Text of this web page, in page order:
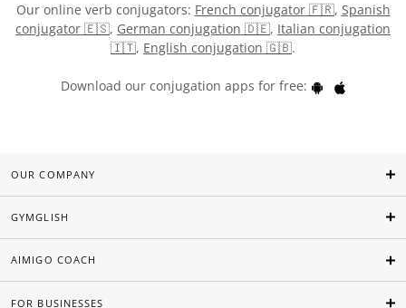
Our online verb conjugators: French conjugator 🇫🇷, Spanish
conjugator 🇪🇸, German conjugation 🇩🇪, Italian conjugation
🇮🇹, English conjugation 🇬🇧.
Download our conjugation apps for free:
OUR COMPANY
GYMGLISH
AIMIGO COACH
FOR BUSINESSES